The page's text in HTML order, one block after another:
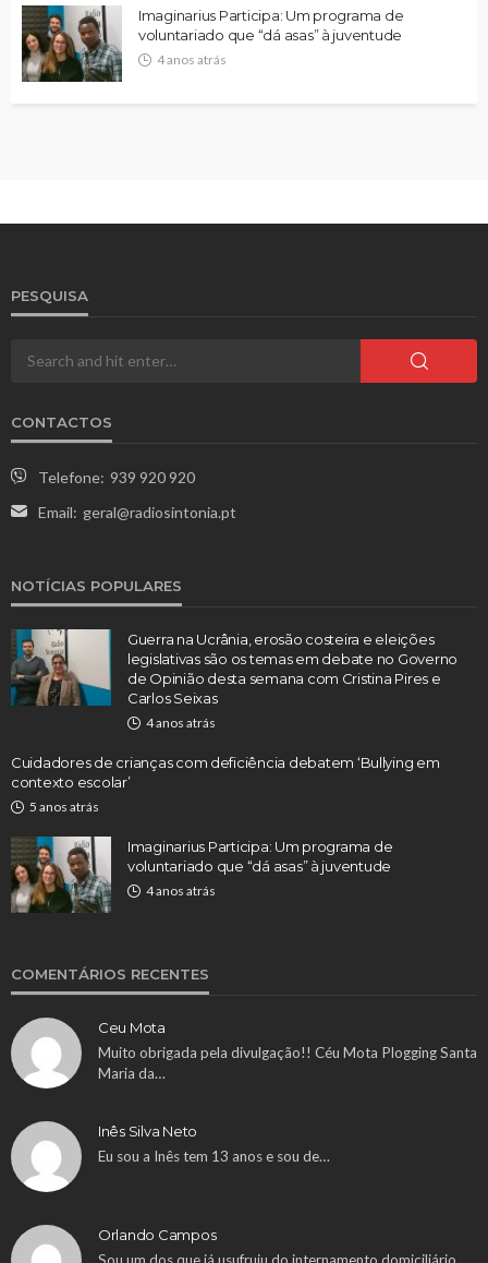
Imaginarius Participa: Um programa de
voluntariado que “dá asas” à juventude
4 anos atrás
PESQUISA
CONTACTOS
Telefone: 939 920 920
Email: geral@radiosintonia.pt
NOTÍCIAS POPULARES
Guerra na Ucrânia, erosão costeira e eleições
legislativas são os temas em debate no Governo
de Opinião desta semana com Cristina Pires e
Carlos Seixas
4 anos atrás
Cuidadores de crianças com deficiência debatem ‘Bullying em
contexto escolar’
5 anos atrás
Imaginarius Participa: Um programa de
voluntariado que “dá asas” à juventude
4 anos atrás
COMENTÁRIOS RECENTES
Ceu Mota
Muito obrigada pela divulgação!! Céu Mota Plogging Santa
Maria da…
Inês Silva Neto
Eu sou a Inês tem 13 anos e sou de…
Orlando Campos